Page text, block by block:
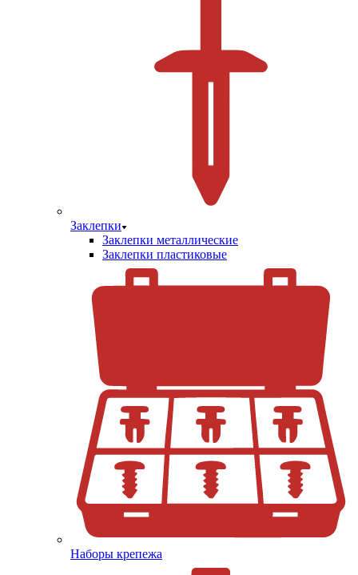
Заклепки
Заклепки металлические
Заклепки пластиковые
Наборы крепежа